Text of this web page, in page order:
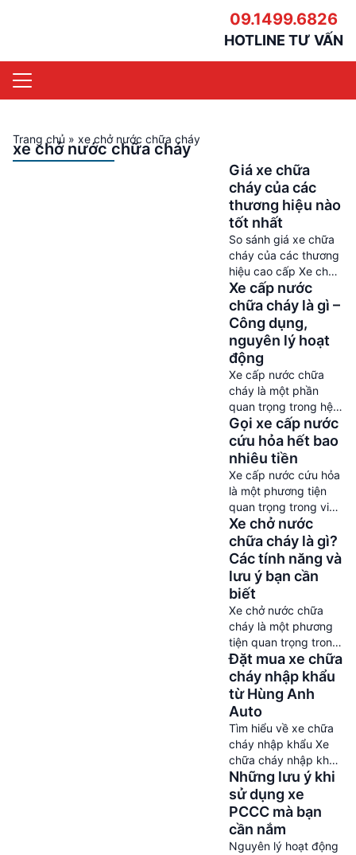
09.1499.6826
HOTLINE TƯ VẤN
Trang chủ » xe chở nước chữa cháy
xe chở nước chữa cháy
Giá xe chữa
cháy của các
thương hiệu nào
tốt nhất
So sánh giá xe chữa
cháy của các thương
hiệu cao cấp Xe chữa
cháy là một phần
quan trọng trong hệ
thống phòng cháy
chữa cháy và có vai
trò quan trọng trong
việc đảm bảo an toàn
cho cộng đồng. Có
nhiều thương hiệu sản
xuất xe chữa cháy
khác nhau trên thị […]
Xe cấp nước
chữa cháy là gì –
Công dụng,
nguyên lý hoạt
động
Xe cấp nước chữa
cháy là một phần
quan trọng trong hệ
thống phòng cháy
chữa cháy. Xe đóng
vai trò trong việc
truyền tải nước từ
nguồn cung cấp tới
hiện trường để dập
tắt đám cháy hiệu
quả. Cùng Hùng Anh
Auto tìm hiểu thêm
các thông tin loại xe
cứu hỏa đặc […]
Gọi xe cấp nước
cứu hỏa hết bao
nhiêu tiền
Xe cấp nước cứu hỏa
là một phương tiện
quan trọng trong việc
đối phó với các tình
huống khẩn cấp liên
quan đến cháy nổ.
Với khả năng chở
theo lượng nước lớn
và các thiết bị hỗ trợ,
xe cấp nước cứu hỏa
giúp dập tắt ngọn lửa
và ngăn chặn sự lan
[…]
Xe chở nước
chữa cháy là gì?
Các tính năng và
lưu ý bạn cần
biết
Xe chở nước chữa
cháy là một phương
tiện quan trọng trong
hệ thống phòng cháy
chữa cháy. Với khả
năng chở đầy nước
và trang bị các thiết
bị cần thiết để chữa
cháy, xe giúp đảm
bảo an toàn cho
người dân và tài sản
khi xảy ra hỏa hoạn.
Cùng tìm hiểu […]
Đặt mua xe chữa
cháy nhập khẩu
từ Hùng Anh
Auto
Tìm hiểu về xe chữa
cháy nhập khẩu Xe
chữa cháy nhập khẩu
được thiết kế và sản
xuất theo tiêu chuẩn
cao nhất, đảm bảo
đáp ứng được các
yêu cầu khắt khe về
Những lưu ý khi
sử dụng xe
PCCC mà bạn
cần nắm
Nguyên lý hoạt động